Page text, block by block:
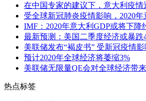
在中国专家的建议下，意大利疫情
受全球新冠肺炎疫情影响，2020
IMF：2020年意大利GDP或将下降
最新预测：美国二季度经济或暴跌
美联储发布“褐皮书” 受新冠疫情
预计2020年全球经济将萎缩3%
美联储无限量QE会对全球经济带
热点标签